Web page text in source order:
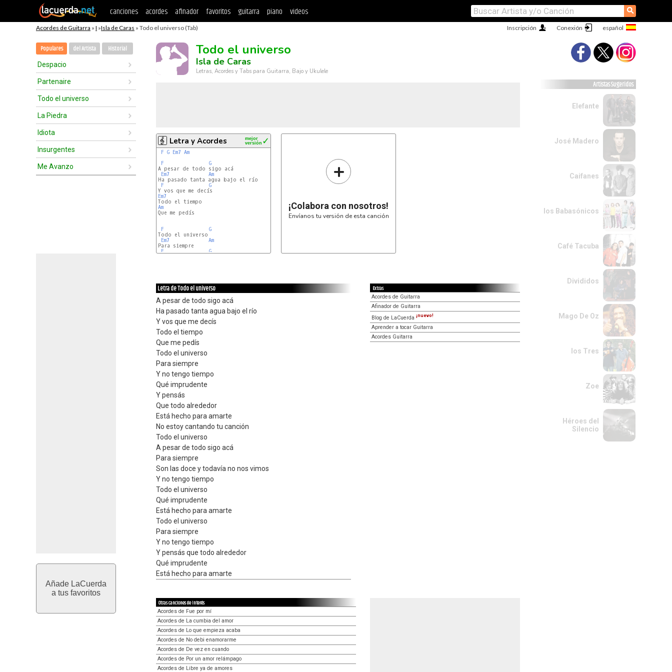
canciones acordes afinador favoritos guitarra piano videos ⚲
Acordes de Guitarra » I »Isla de Caras » Todo el universo (Tab) Conexión
Inscripción
Populares del Artista Historial
Despacio
Partenaire
Todo el universo
La Piedra
Idiota
Insurgentes
Me Avanzo
Añade LaCuerda
a tus favoritos
Todo el universo
Isla de Caras
Letras, Acordes y Tabs para Guitarra, Bajo y Ukulele
Letra y Acordes ✓
mejor
versión
F G Em7 Am
F
G
A pesar de todo sigo acá
Em7
Am
Ha pasado tanta agua bajo el río
F
G
Em7
Am
F
G
Todo el universo
Em7
Am
Para siempre
F
G
+
¡Colabora con nosotros!
Envíanos tu versión de esta canción
Letra de Todo el universo
A pesar de todo sigo acá
Ha pasado tanta agua bajo el río
Y vos que me decís
Todo el tiempo
Que me pedís
Todo el universo
Para siempre
Y no tengo tiempo
Qué imprudente
Y pensás
Que todo alrededor
Está hecho para amarte
No estoy cantando tu canción
Todo el universo
A pesar de todo sigo acá
Para siempre
Son las doce y todavía no nos vimos
Y no tengo tiempo
Todo el universo
Qué imprudente
Está hecho para amarte
Todo el univеrso
Para siempre
Y no tengo tiеmpo
Y pensás que todo alrededor
Qué imprudente
Está hecho para amarte
Extras
Acordes de Guitarra
Afinador de Guitarra
Blog de LaCuerda ¡nuevo!
Aprender a tocar Guitarra
Acordes Guitarra
Otras canciones de interés
Acordes de Fue por mí
Acordes de La cumbia del amor
Acordes de Lo que empieza acaba
Acordes de No debi enamorarme
Acordes de De vez en cuando
Acordes de Por un amor relámpago
Acordes de Libre ya de amores
Artistas Sugeridos
Elefante
José Madero
Caifanes
los Babasónicos
Café Tacuba
Divididos
Mago De Oz
los Tres
Zoe
Héroes del
Silencio